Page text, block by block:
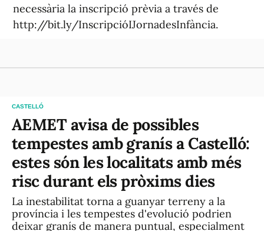
necessària la inscripció prèvia a través de
http://bit.ly/InscripcióIJornadesInfància.
CASTELLÓ
AEMET avisa de possibles
tempestes amb granís a Castelló:
estes són les localitats amb més
risc durant els pròxims dies
La inestabilitat torna a guanyar terreny a la
província i les tempestes d'evolució podrien
deixar granís de manera puntual, especialment